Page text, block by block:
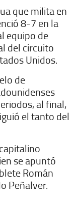
que milita en
8-7 en la
equipo de
del circuito
Unidos.
de
al final,
el tanto del
se apuntó
Román
Peñalver.